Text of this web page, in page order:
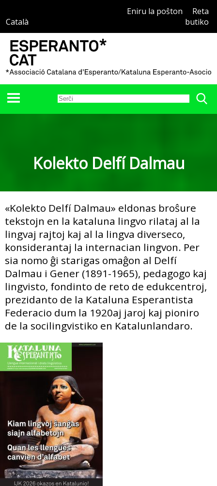
Català
Eniru la poŝton
Reta
butiko
Kolekto Delfí Dalmau
«Kolekto Delfí Dalmau» eldonas broŝure
tekstojn en la kataluna lingvo rilataj al la
lingvaj rajtoj kaj al la lingva diverseco,
konsiderantaj la internacian lingvon. Per
sia nomo ĝi starigas omaĝon al Delfí
Dalmau i Gener (1891-1965), pedagogo kaj
lingvisto, fondinto de reto de edukcentroj,
prezidanto de la Kataluna Esperantista
Federacio dum la 1920aj jaroj kaj pioniro
de la socilingvistiko en Katalunlandaro.